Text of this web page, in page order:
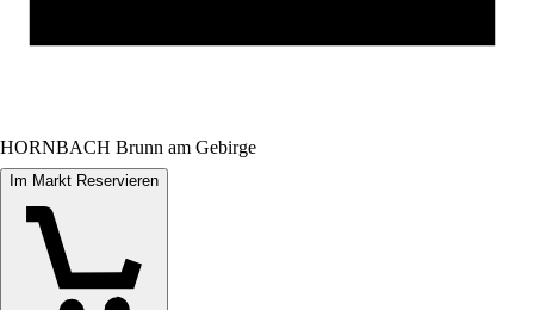
HORNBACH Brunn am Gebirge
Im Markt Reservieren